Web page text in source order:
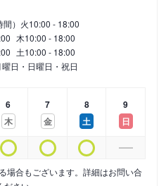
） 火10:00 - 18:00
木10:00 - 18:00
土10:00 - 18:00
曜日・日曜日・祝日
6
木
7
金
8
土
9
日
場合もございます。詳細はお問い合